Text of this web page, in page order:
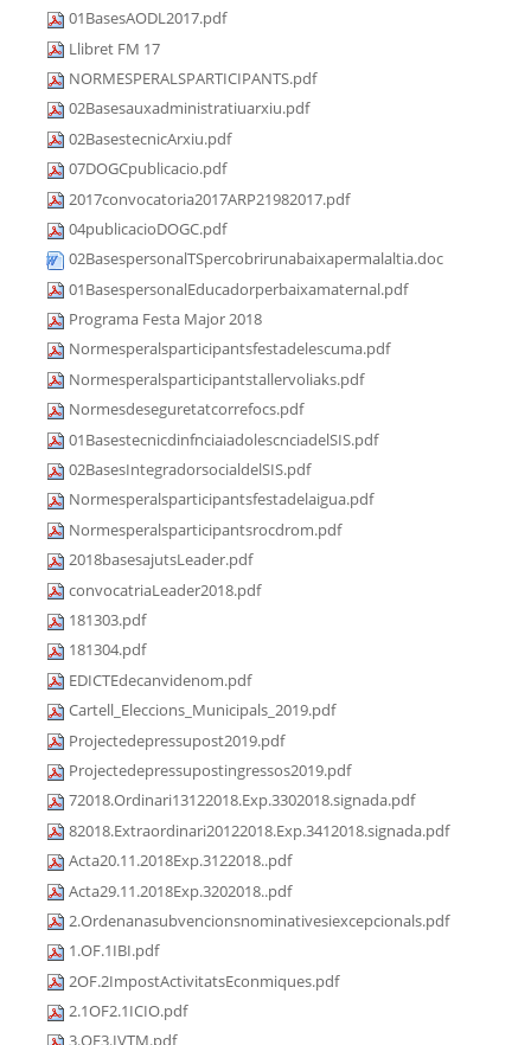
01BasesAODL2017.pdf
Llibret FM 17
NORMESPERALSPARTICIPANTS.pdf
02Basesauxadministratiuarxiu.pdf
02BasestecnicArxiu.pdf
07DOGCpublicacio.pdf
2017convocatoria2017ARP21982017.pdf
04publicacioDOGC.pdf
02BasespersonalTSpercobrirunabaixapermalaltia.doc
01BasespersonalEducadorperbaixamaternal.pdf
Programa Festa Major 2018
Normesperalsparticipantsfestadelescuma.pdf
Normesperalsparticipantstallervoliaks.pdf
Normesdeseguretatcorrefocs.pdf
01BasestecnicdinfnciaiadolescnciadelSIS.pdf
02BasesIntegradorsocialdelSIS.pdf
Normesperalsparticipantsfestadelaigua.pdf
Normesperalsparticipantsrocdrom.pdf
2018basesajutsLeader.pdf
convocatriaLeader2018.pdf
181303.pdf
181304.pdf
EDICTEdecanvidenom.pdf
Cartell_Eleccions_Municipals_2019.pdf
Projectedepressupost2019.pdf
Projectedepressupostingressos2019.pdf
72018.Ordinari13122018.Exp.3302018.signada.pdf
82018.Extraordinari20122018.Exp.3412018.signada.pdf
Acta20.11.2018Exp.3122018..pdf
Acta29.11.2018Exp.3202018..pdf
2.Ordenanasubvencionsnominativesiexcepcionals.pdf
1.OF.1IBI.pdf
2OF.2ImpostActivitatsEconmiques.pdf
2.1OF2.1ICIO.pdf